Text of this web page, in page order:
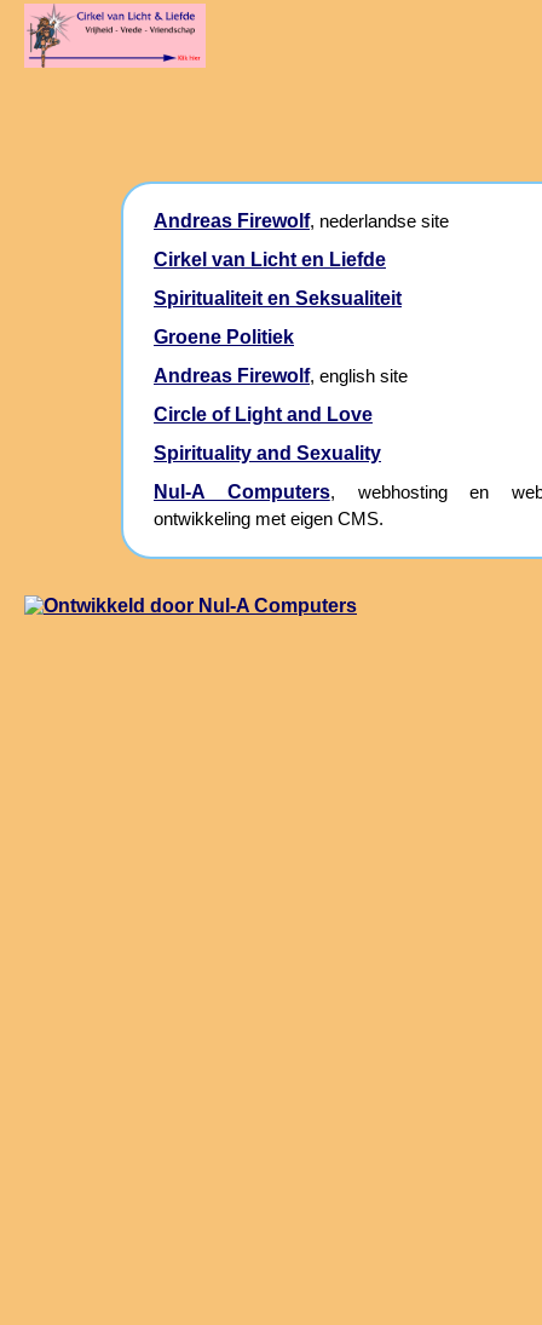
Andreas Firewolf, nederlandse site
Cirkel van Licht en Liefde
Spiritualiteit en Seksualiteit
Groene Politiek
Andreas Firewolf, english site
Circle of Light and Love
Spirituality and Sexuality
Nul-A Computers, webhosting en
ontwikkeling met eigen CMS.